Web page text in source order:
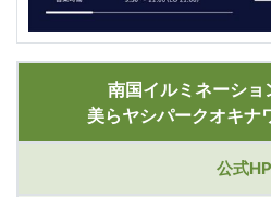
南国イルミネーシ
美らヤシパークオキナ
公式HP